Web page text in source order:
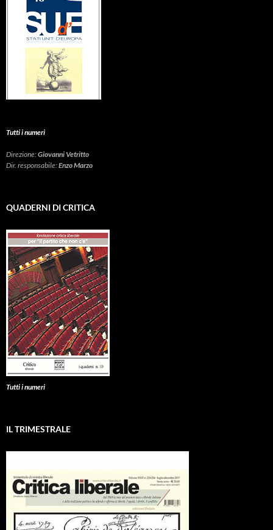
Tutti i numeri
Direzione:Giovanni Vetritto
Dir. responsabile:Enzo Marzo
QUADERNI DI CRITICA
Tutti i numeri
IL TRIMESTRALE